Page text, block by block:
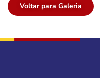
Voltar para Galeria